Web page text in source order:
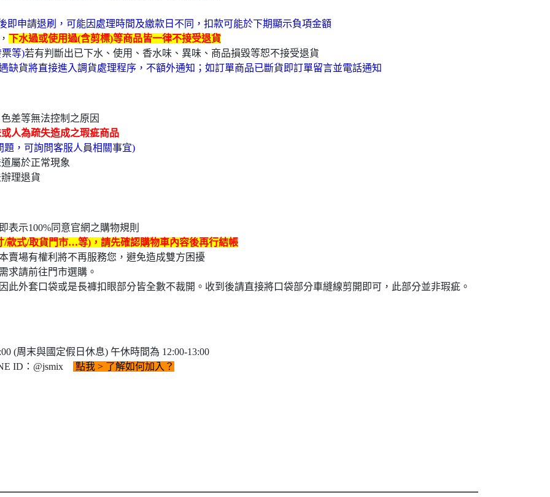
申請退刷，可能因處理時間及繳款日不同，扣款可能於下期顯示負項金額
下水過或使用過(含剪標)等商品皆一律不接受退貨
等)若有判斷出已下水、使用、香水味、異味、商品損毀等恕不接受退貨
缺貨將直接進入調貨處理程序，不額外通知；如訂單商品已斷貨即訂單留言並電話通知
差等無法控制之原因
人為疏失造成之瑕疵商品
，可詢問客服人員相關事宜)
屬於正常現象
理退貨
表示100%同意官網之購物規則
/款式/取貨門市…等)，請先確認購物車內容後再行結帳
賣場有權利將不再服務您，避免造成雙方困擾
求請前往門市選購。
此外套口袋或是長褲扣眼部分皆全數不裁開。收到後請直接將口袋部分車縫線剪開即可，此部分並非瑕疵。
末與國定假日休息) 午休時間為 12:00-13:00
ID：@jsmix
點我 > 了解如何加入？